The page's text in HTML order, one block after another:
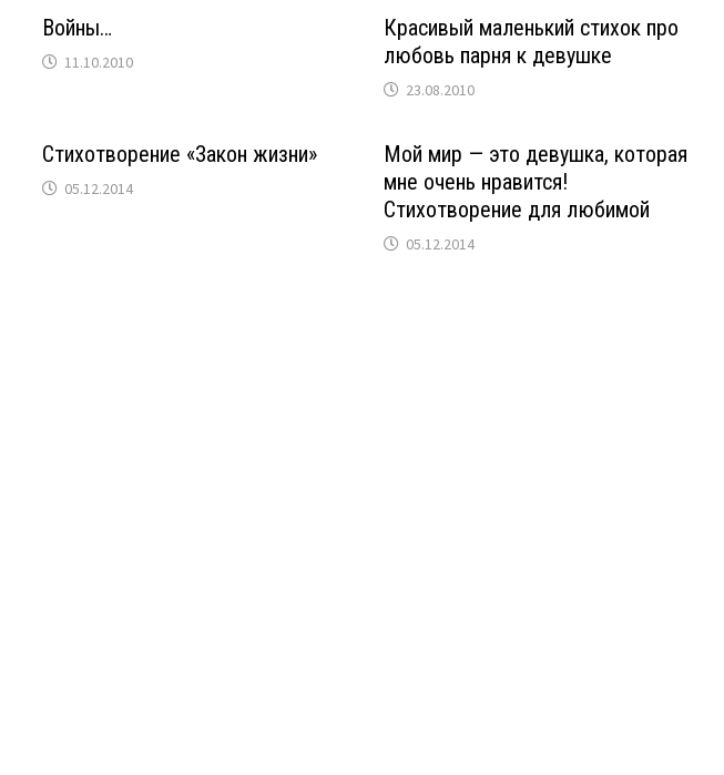
Войны…
11.10.2010
Красивый маленький стихок про
любовь парня к девушке
23.08.2010
Стихотворение «Закон жизни»
05.12.2014
Мой мир — это девушка, которая
мне очень нравится!
Стихотворение для любимой
05.12.2014